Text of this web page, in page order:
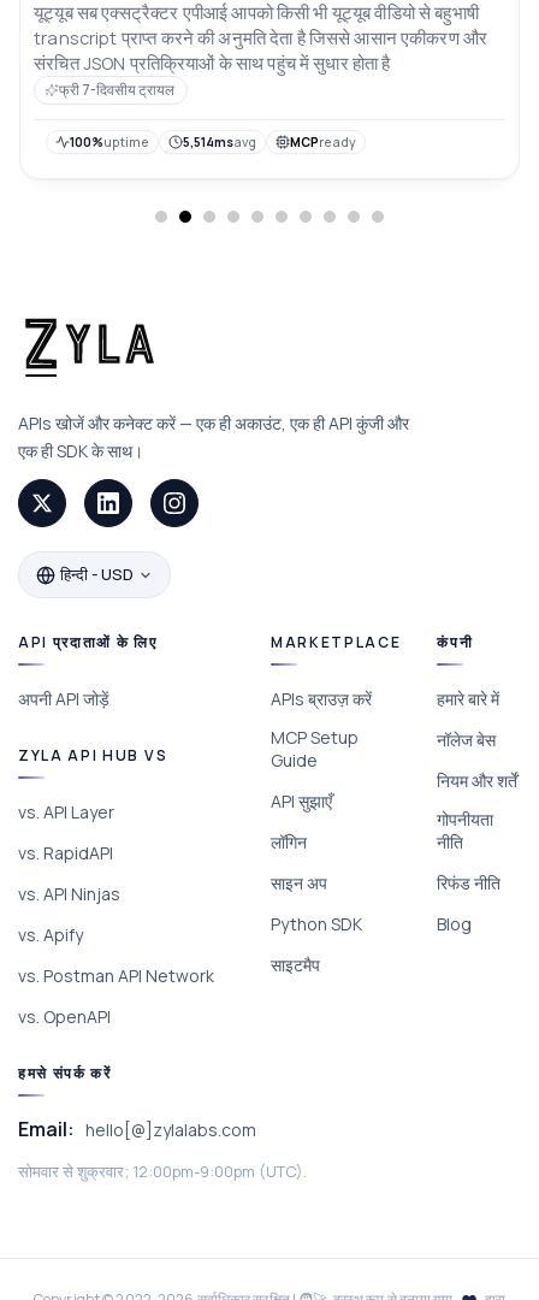
यूट्यूब सब एक्सट्रैक्टर एपीआई आपको किसी भी यूट्यूब वीडियो से बहुभाषी
transcript प्राप्त करने की अनुमति देता है जिससे आसान एकीकरण और
संरचित JSON प्रतिक्रियाओं के साथ पहुंच में सुधार होता है
फ्री 7-दिवसीय ट्रायल
100%uptime 5,514msavg MCPready
APIs खोजें और कनेक्ट करें — एक ही अकाउंट, एक ही API कुंजी और
एक ही SDK के साथ।
हिन्दी - USD
API प्रदाताओं के लिए
अपनी API जोड़ें
ZYLA API HUB VS
vs. API Layer
vs. RapidAPI
vs. API Ninjas
vs. Apify
vs. Postman API Network
vs. OpenAPI
MARKETPLACE
APIs ब्राउज़ करें
MCP Setup
Guide
API सुझाएँ
लॉगिन
साइन अप
Python SDK
साइटमैप
कंपनी
हमारे बारे में
नॉलेज बेस
नियम और शर्तें
गोपनीयता
नीति
रिफंड नीति
Blog
हमसे संपर्क करें
Email: hello[@]zylalabs.com
सोमवार से शुक्रवार; 12:00pm-9:00pm (UTC).